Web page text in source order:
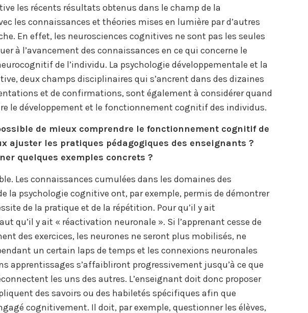
les récents résultats obtenus dans le champ de la
les connaissances et théories mises en lumière par d’autres
En effet, les neurosciences cognitives ne sont pas les seules
à l’avancement des connaissances en ce qui concerne le
de l’individu. La psychologie développementale et la
deux champs disciplinaires qui s’ancrent dans des dizaines
et de confirmations, sont également à considérer quand
le développement et le fonctionnement cognitif des individus.
de mieux comprendre le fonctionnement cognitif de
ajuster les pratiques pédagogiques des enseignants ?
quelques exemples concrets ?
Les connaissances cumulées dans les domaines des
la psychologie cognitive ont, par exemple, permis de démontrer
de la pratique et de la répétition. Pour qu’il y ait
qu’il y ait « réactivation neuronale ». Si l’apprenant cesse de
des exercices, les neurones ne seront plus mobilisés, ne
un certain laps de temps et les connexions neuronales
apprentissages s’affaibliront progressivement jusqu’à ce que
les uns des autres. L’enseignant doit donc proposer
des savoirs ou des habiletés spécifiques afin que
cognitivement. Il doit, par exemple, questionner les élèves,